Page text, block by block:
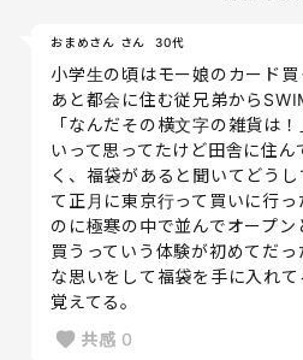
おまめさん さん 30代
小学生の頃はモー娘のカード買
あと都会に住む従兄弟から
「なんだその横文字の雑貨は
いって思ってたけど田舎に住
く、福袋があると聞いてどう
て正月に東京行って買いに行
のに極寒の中で並んでオープ
買うっていう体験が初めてだ
な思いをして福袋を手に入れ
覚えてる。
共感 0